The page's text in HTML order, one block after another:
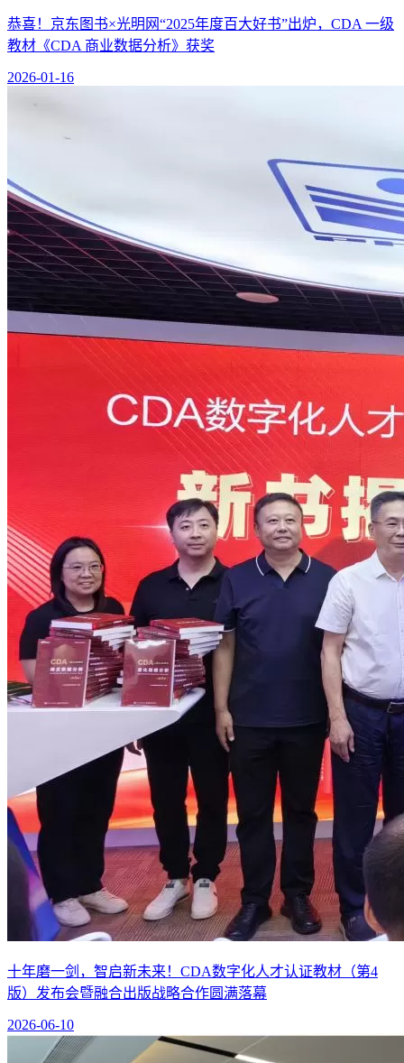
恭喜！京东图书×光明网“2025年度百大好书”出炉，CDA 一级
教材《CDA 商业数据分析》获奖
2026-01-16
十年磨一剑，智启新未来！CDA数字化人才认证教材（第4
版）发布会暨融合出版战略合作圆满落幕
2026-06-10